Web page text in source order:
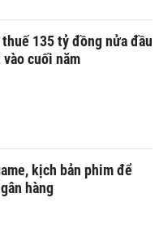
135 tỷ đồng nửa đầu
cuối năm
kịch bản phim để
hàng